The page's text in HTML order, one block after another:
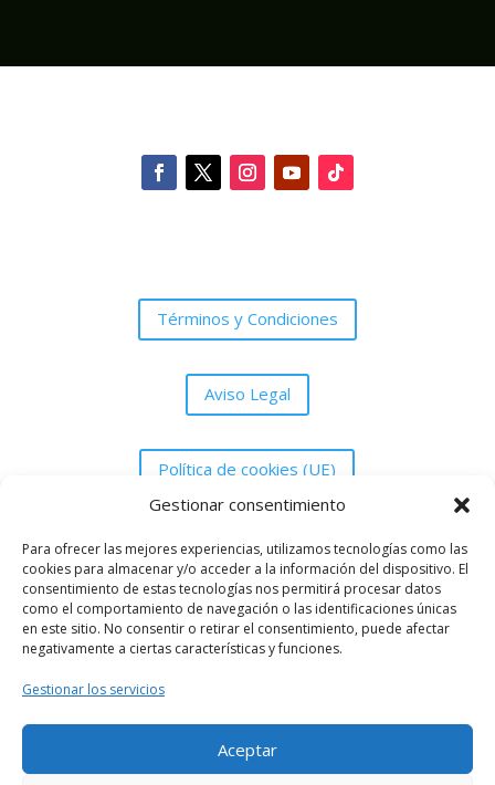
Gestionar consentimiento
Para ofrecer las mejores experiencias, utilizamos tecnologías como las
cookies para almacenar y/o acceder a la información del dispositivo. El
consentimiento de estas tecnologías nos permitirá procesar datos
como el comportamiento de navegación o las identificaciones únicas
en este sitio. No consentir o retirar el consentimiento, puede afectar
negativamente a ciertas características y funciones.
Gestionar los servicios
Aceptar
Términos y Condiciones
Aviso Legal
Política de cookies (UE)
Política de Privacidad
Asociación Peña Grada UDM de Melilla
gradaanimacionudm@gmail.com